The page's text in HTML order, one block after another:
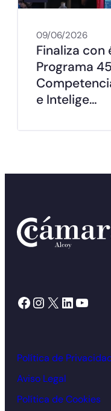
09/06/2026
Finaliza con
Programa
e Intelige…
Facebook Instagram X LinkedIn YouTube
Política de
Aviso Legal
Política de Cookies